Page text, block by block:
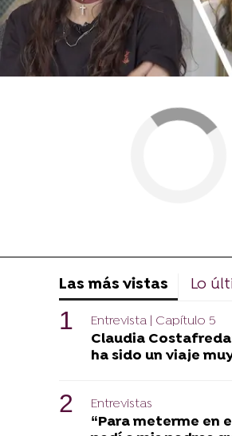
Las más vistas Lo
Entrevista | Capítulo 5
Claudia
ha sido un viaje
Entrevistas
“Para meterme en